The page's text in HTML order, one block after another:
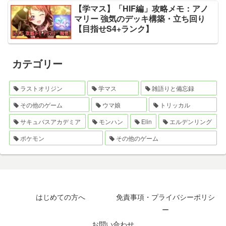
【学マス】「HIF編」攻略メモ：アノ
マリー 強気のデッキ構築・立ち回り
【目指せS4+ランク】
カテゴリー
ラストオリジン 学マス
雑語りと備忘録
その他のゲーム
ウマ娘
トリッカル
サキュバスアカデミア
モンハン Elin
エルデンリング
ポケモン
その他のゲーム
はじめての方へ
免責事項・プライバシーポリシ
ー